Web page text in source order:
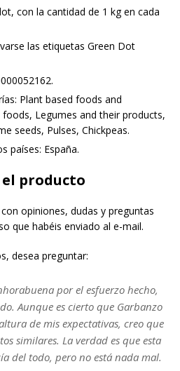
con la cantidad de 1 kg en cada
las etiquetas Green Dot
Plant based foods and
Legumes and their products,
seeds, Pulses, Chickpeas.
países: España.
producto
opiniones, dudas y preguntas
que habéis enviado al e-mail.
desea preguntar:
por el esfuerzo hecho,
Aunque es cierto que Garbanzo
de mis expectativas, creo que
similares. La verdad es que esta
del todo, pero no está nada mal.